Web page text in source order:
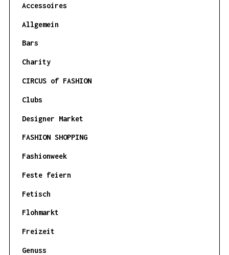
Accessoires
Allgemein
Bars
Charity
CIRCUS of FASHION
Clubs
Designer Market
FASHION SHOPPING
Fashionweek
Feste feiern
Fetisch
Flohmarkt
Freizeit
Genuss